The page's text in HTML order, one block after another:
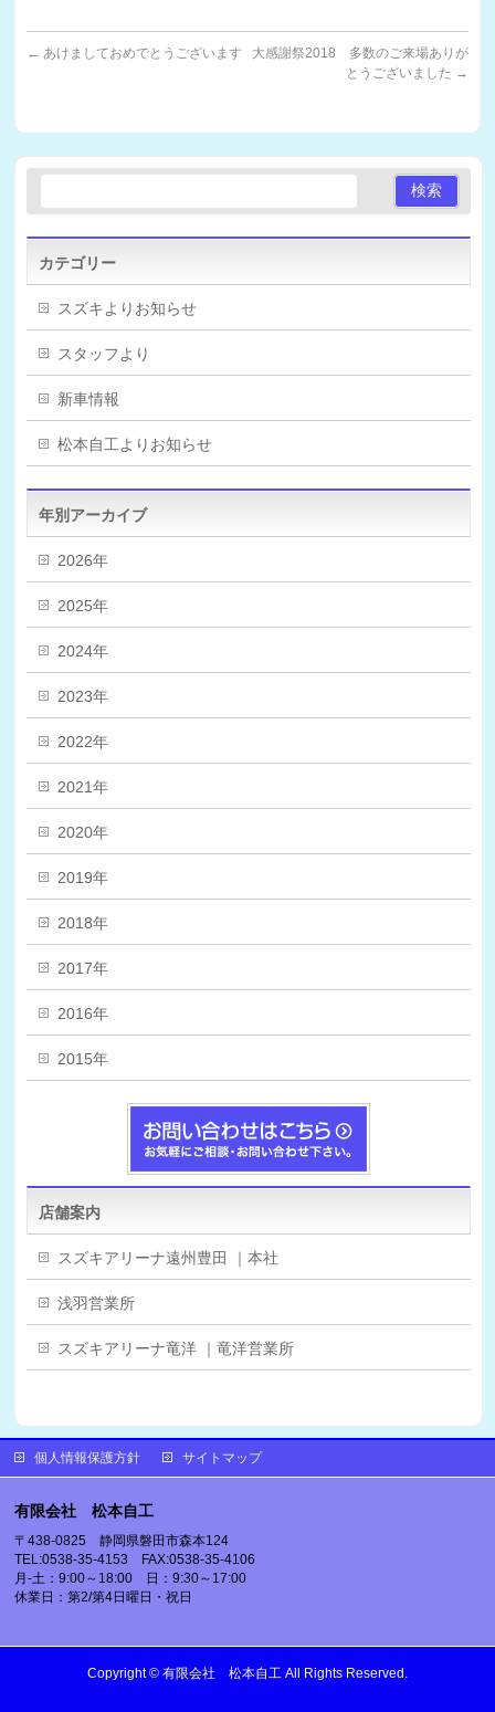
← あけましておめでとうございます
大感謝祭2018 多数のご来場ありが
とうございました →
カテゴリー
スズキよりお知らせ
スタッフより
新車情報
松本自工よりお知らせ
年別アーカイブ
2026年
2025年
2024年
2023年
2022年
2021年
2020年
2019年
2018年
2017年
2016年
2015年
店舗案内
スズキアリーナ遠州豊田 ｜本社
浅羽営業所
スズキアリーナ竜洋 ｜竜洋営業所
個人情報保護方針 サイトマップ
有限会社 松本自工
〒438-0825 静岡県磐田市森本124
TEL:0538-35-4153 FAX:0538-35-4106
月-土：9:00～18:00 日：9:30～17:00
休業日：第2/第4日曜日・祝日
Copyright © 有限会社 松本自工All Rights Reserved.